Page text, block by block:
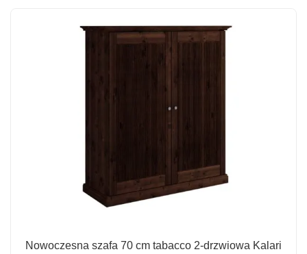
Nowoczesna szafa 70 cm tabacco 2-drzwiowa Kalari